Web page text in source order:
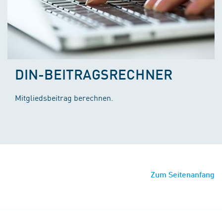
DIN-BEITRAGSRECHNER
Mitgliedsbeitrag berechnen.
Zum Seitenanfang